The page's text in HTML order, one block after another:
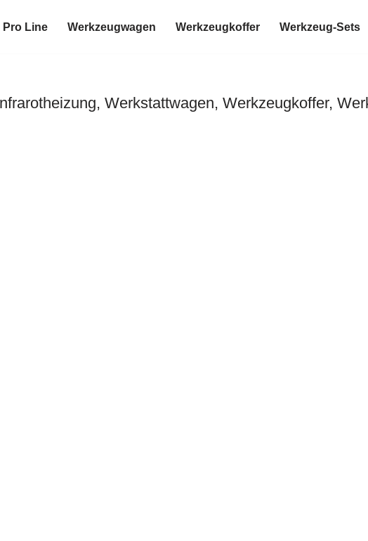
Pro Line Werkzeugwagen Werkzeugkoffer Werkzeug-Sets
Werkstattwagen, Werkzeugkoffer,